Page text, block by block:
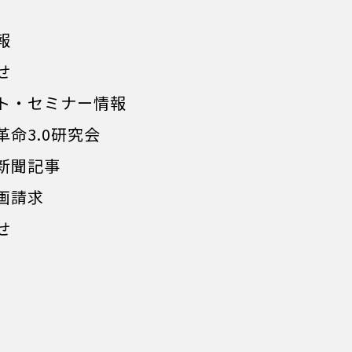
・セミナー情報
命3.0研究会
聞記事
請求